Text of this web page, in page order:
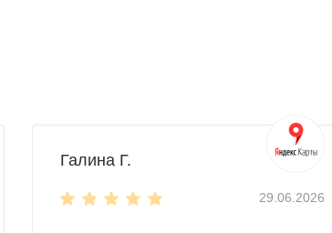
Галина Г.
29.06.2026